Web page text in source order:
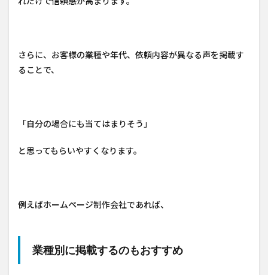
さらに、お客様の業種や年代、依頼内容が異なる声を掲載す
ることで、
「自分の場合にも当てはまりそう」
と思ってもらいやすくなります。
例えばホームページ制作会社であれば、
業種別に掲載するのもおすすめ